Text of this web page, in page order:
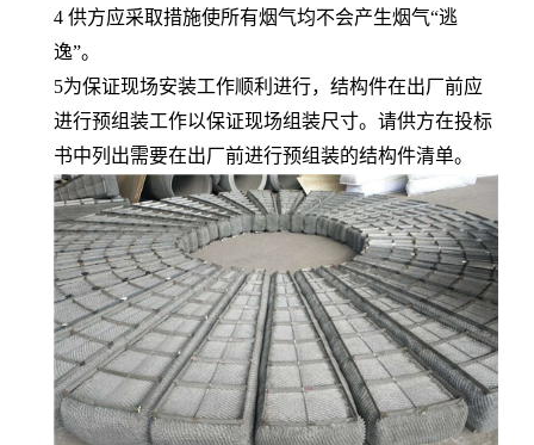
4 供方应采取措施使所有烟气均不会产生烟气“逃
逸”。
5为保证现场安装工作顺利进行，结构件在出厂前应
进行预组装工作以保证现场组装尺寸。请供方在投标
书中列出需要在出厂前进行预组装的结构件清单。